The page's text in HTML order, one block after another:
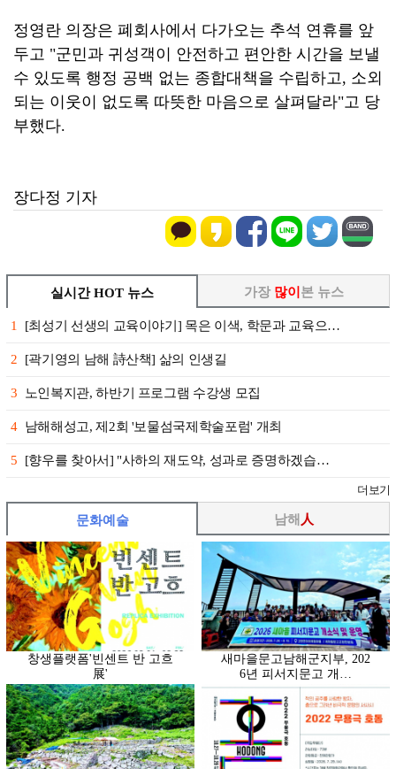
정영란 의장은 폐회사에서 다가오는 추석 연휴를 앞
두고 "군민과 귀성객이 안전하고 편안한 시간을 보낼
수 있도록 행정 공백 없는 종합대책을 수립하고, 소외
되는 이웃이 없도록 따뜻한 마음으로 살펴달라"고 당
부했다.
장다정 기자
실시간 HOT 뉴스
1 [최성기 선생의 교육이야기] 목은 이색, 학문과 교육으…
2 [곽기영의 남해 詩산책] 삶의 인생길
3 노인복지관, 하반기 프로그램 수강생 모집
4 남해해성고, 제2회 '보물섬국제학술포럼' 개최
5 [향우를 찾아서] "사하의 재도약, 성과로 증명하겠습…
더보기
가장 많이 본 뉴스
문화예술
창생플랫폼'빈센트 반 고흐
展'
새마을문고남해군지부, 202
6년 피서지문고 개…
남해 人